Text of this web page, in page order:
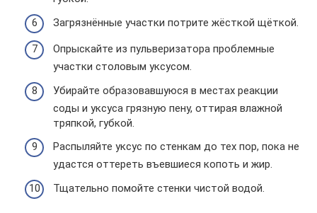
Загрязнённые участки потрите жёсткой щёткой.
Опрыскайте из пульверизатора проблемные
участки столовым уксусом.
Убирайте образовавшуюся в местах реакции
соды и уксуса грязную пену, оттирая влажной
тряпкой, губкой.
Распыляйте уксус по стенкам до тех пор, пока не
удастся оттереть въевшиеся копоть и жир.
Тщательно помойте стенки чистой водой.